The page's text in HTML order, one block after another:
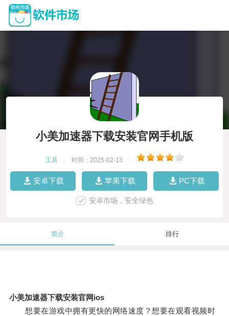
小美加速器下载安装官网手机版
工具 时间：2025-02-13
安卓下载 苹果下载 PC下载
安卓市场，安全绿色
简介 排行
小美加速器下载安装官网ios
想要在游戏中拥有更快的网络速度？想要在观看视频时